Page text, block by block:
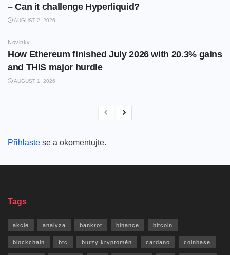
– Can it challenge Hyperliquid?
AUGUST 2, 2026
Novinky
How Ethereum finished July 2026 with 20.3% gains
and THIS major hurdle
AUGUST 1, 2026
Přihlaste se a okomentujte.
Tags
akcie analyza bankrot binance bitcoin
blockchain btc burzy kryptoměn cardano coinbase